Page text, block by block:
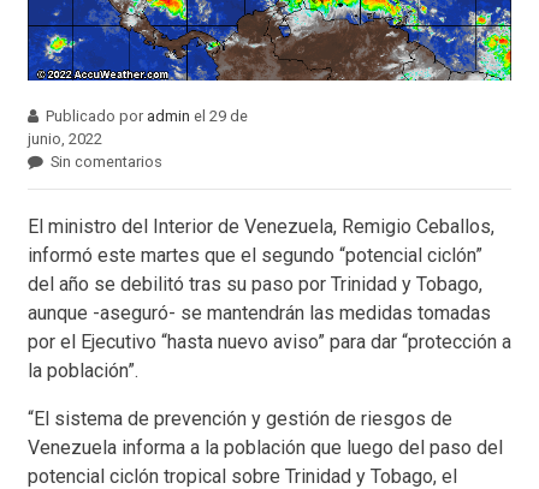
Publicado por admin el 29 de
junio, 2022
Sin comentarios
El ministro del Interior de Venezuela, Remigio Ceballos,
informó este martes que el segundo “potencial ciclón”
del año se debilitó tras su paso por Trinidad y Tobago,
aunque -aseguró- se mantendrán las medidas tomadas
por el Ejecutivo “hasta nuevo aviso” para dar “protección a
la población”.
“El sistema de prevención y gestión de riesgos de
Venezuela informa a la población que luego del paso del
potencial ciclón tropical sobre Trinidad y Tobago, el